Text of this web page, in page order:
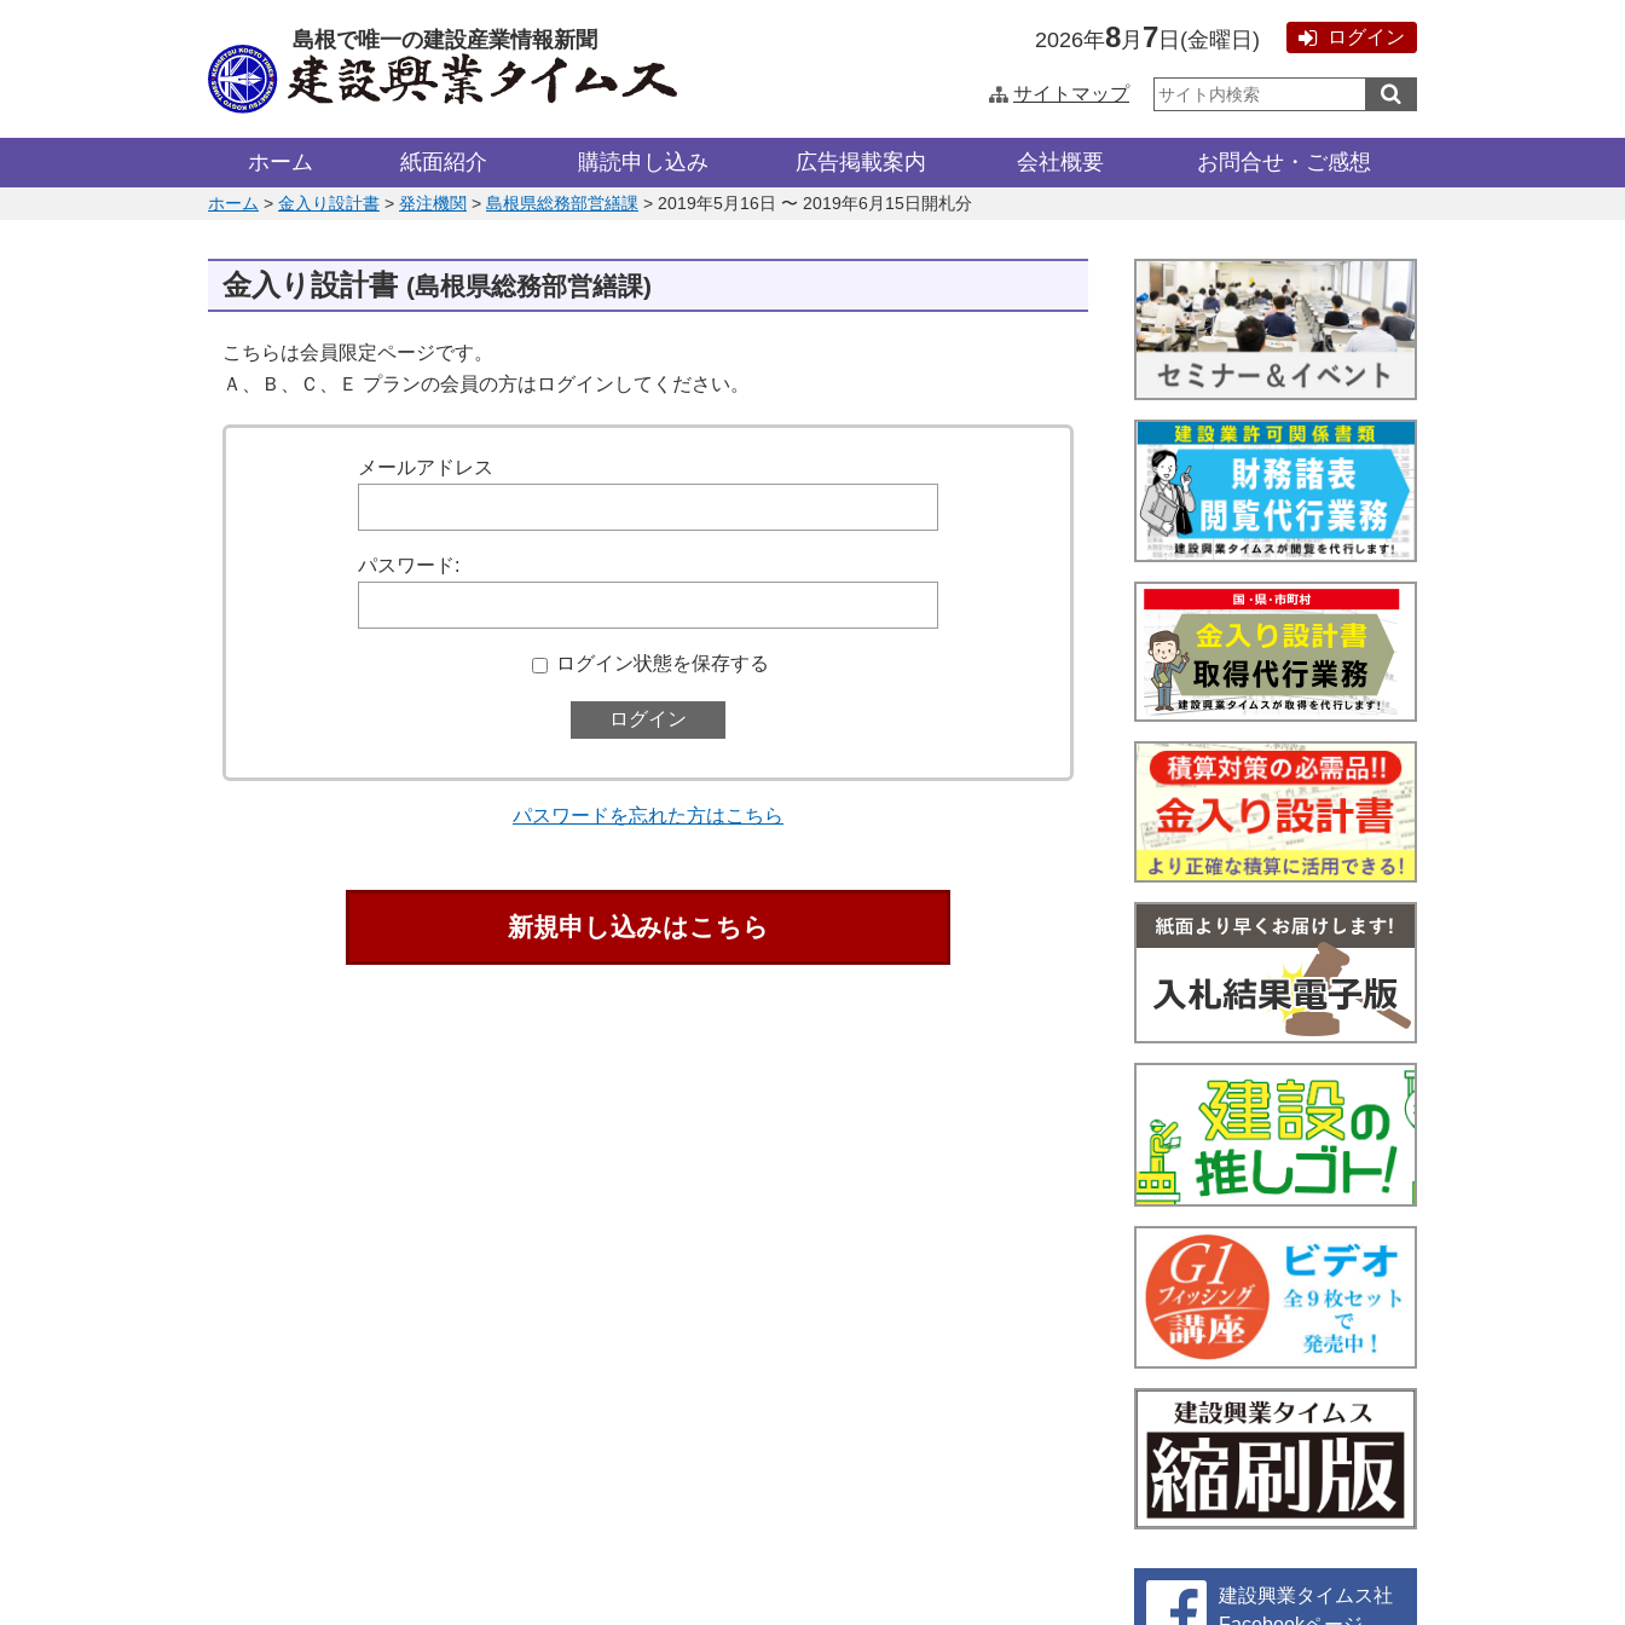
島根で唯一の建設産業情報新聞 2026年8月 7 日 (金曜日 ) ログイン
サイトマップ
サ
イ
内
ホーム 紙面紹介 購読申し込み 広告掲載案内 会社概要 お問合せ・ご感想
このページの位置:
ホーム > 金入り設計書 > 発注機関 > 島根県総務部営繕課 > 2019年5月16日 〜 2019年6月15日開札分
金入り設計書 (島根県総務部営繕課)
こちらは会員限定ページです。
Ａ、Ｂ、Ｃ、Ｅ プランの会員の方はログインしてください。
メールアドレス
パスワード:
ログイン状態を保存する
パスワードを忘れた方はこちら
新規申し込みはこちら
建設興業タイムス社